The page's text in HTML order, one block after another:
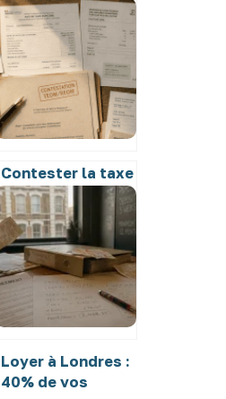
Contester la taxe
d’ordures
ménagères : 3
mois de vacance
et 4 erreurs de
calcul à vérifier
Loyer à Londres :
40% de vos